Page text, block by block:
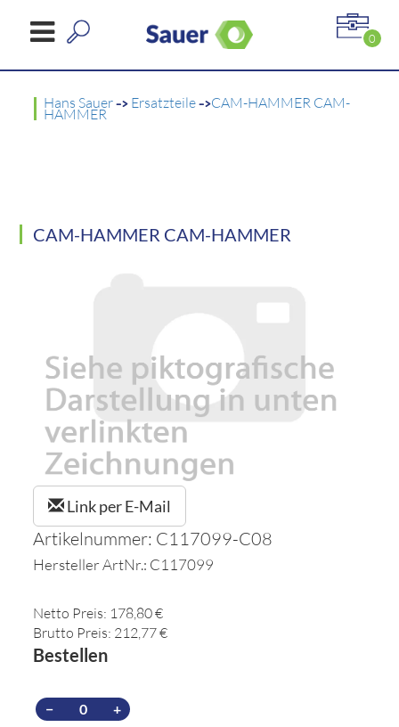
0
Hans Sauer-> Ersatzteile->CAM-HAMMER CAM-
HAMMER
CAM-HAMMER CAM-HAMMER
Link per E-Mail
Artikelnummer: C117099-C08
Hersteller ArtNr.: C117099
Netto Preis: 178,80 €
Brutto Preis: 212,77 €
Bestellen
− +